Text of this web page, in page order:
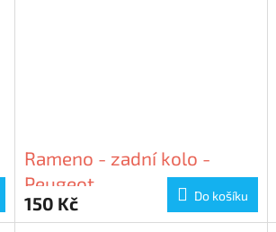
Rameno - zadní kolo -
Peugeot
150 Kč Do košíku